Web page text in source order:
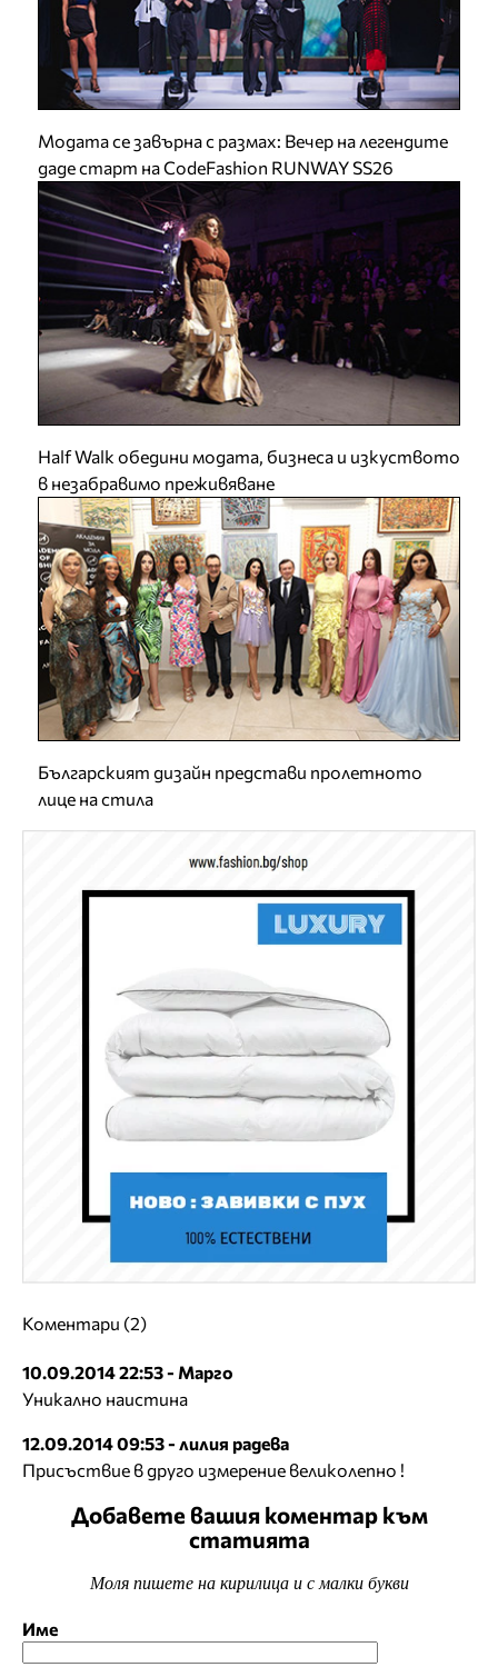
Модата се завърна с размах: Вечер на легендите
даде старт на CodeFashion RUNWAY SS26
Half Walk обедини модата, бизнеса и изкуството
в незабравимо преживяване
Българският дизайн представи пролетното
лице на стила
Коментари (2)
10.09.2014 22:53 - Марго
Уникално наистина
12.09.2014 09:53 - лилия радева
Присъствие в друго измерение великолепно !
Добавете вашия коментар към
статията
Моля пишете на кирилица и с малки букви
Име